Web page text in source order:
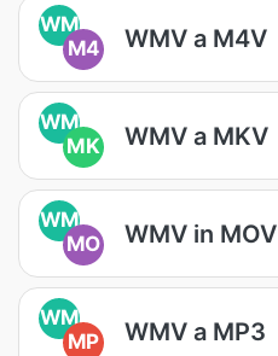
WM
M4
WMV a M4V
WM
MK
WMV a MKV
WM
MO
WMV in MOV
WM
MP
WMV a MP3